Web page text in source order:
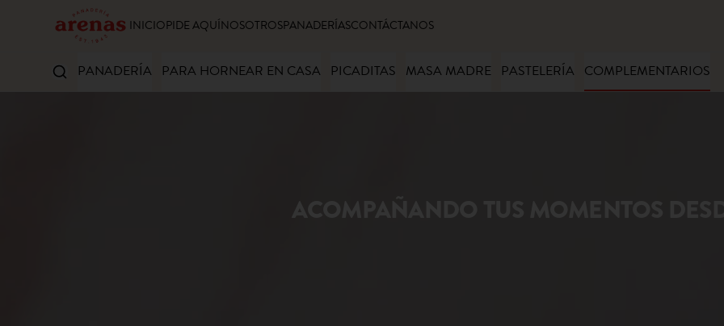
INICIOPIDE AQUÍNOSOTROSPANADERÍASCONTÁCTANOS
PANADERÍA PARA HORNEAR EN CASA PICADITAS MASA MADRE PASTELERÍA COMPLEMENTARIOS